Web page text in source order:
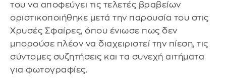
του να αποφεύγει τις τελετές βραβείων
οριστικοποιήθηκε μετά την παρουσία του στις
Χρυσές Σφαίρες, όπου ένιωσε πως δεν
μπορούσε πλέον να διαχειριστεί την πίεση, τις
σύντομες συζητήσεις και τα συνεχή αιτήματα
για φωτογραφίες.